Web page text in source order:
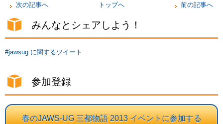
前の記事へ
トップへ
次の記事へ
みんなとシェアしよう！
#jawsug に関するツイート
参加登録
春のJAWS-UG 三都物語 2013 イベントに参加する